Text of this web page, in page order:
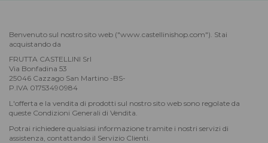
Benvenuto sul nostro sito web ("www.castellinishop.com"). Stai
acquistando da
FRUTTA CASTELLINI Srl
Via Bonfadina 53
25046 Cazzago San Martino -BS-
P.IVA 01753490984
L'offerta e la vendita di prodotti sul nostro sito web sono regolate da
queste Condizioni Generali di Vendita.
Potrai richiedere qualsiasi informazione tramite i nostri servizi di
assistenza, contattando il Servizio Clienti.